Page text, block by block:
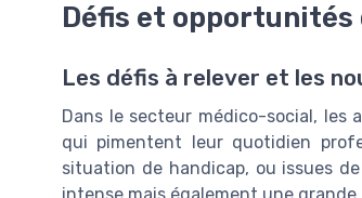
Défis et opportunités
Les défis à relever et les
Dans le secteur médico-social,
qui pimentent leur quotidien
situation de handicap, ou issues